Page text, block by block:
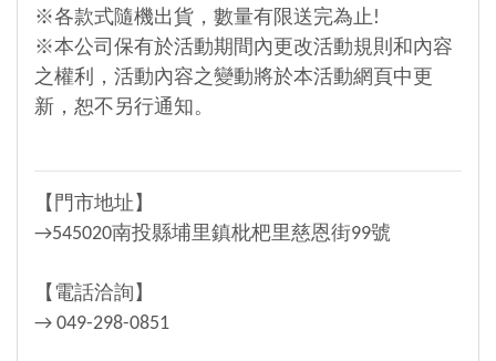
※各款式隨機出貨，數量有限送完為止!
※本公司保有於活動期間內更改活動規則和內容
之權利，活動內容之變動將於本活動網頁中更
新，恕不另行通知。
【門市地址】
→545020南投縣埔里鎮枇杷里慈恩街99號
【電話洽詢】
→ 049-298-0851